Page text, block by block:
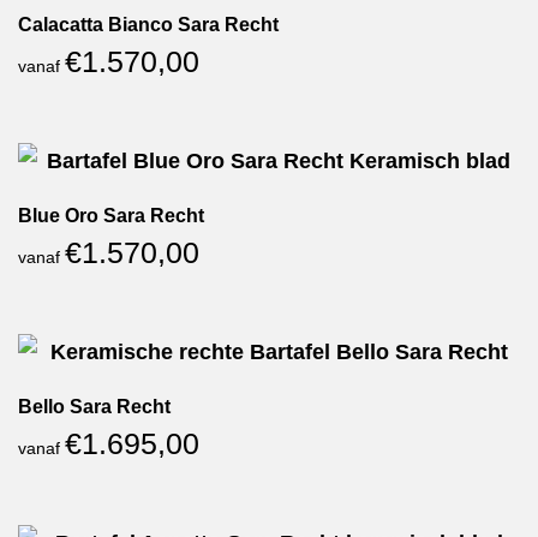
Calacatta Bianco Sara Recht
vanaf €1.570,00
Blue Oro Sara Recht
vanaf €1.570,00
Bello Sara Recht
vanaf €1.695,00